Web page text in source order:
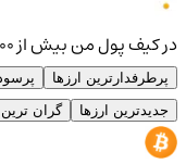
در کیف پول من بیش از ۳,۰۰۰ ارز دیجیتال قابل معامله وجود دارد
پرطرفدارترین ارزها
جدیدترین ارزها
گران ترین